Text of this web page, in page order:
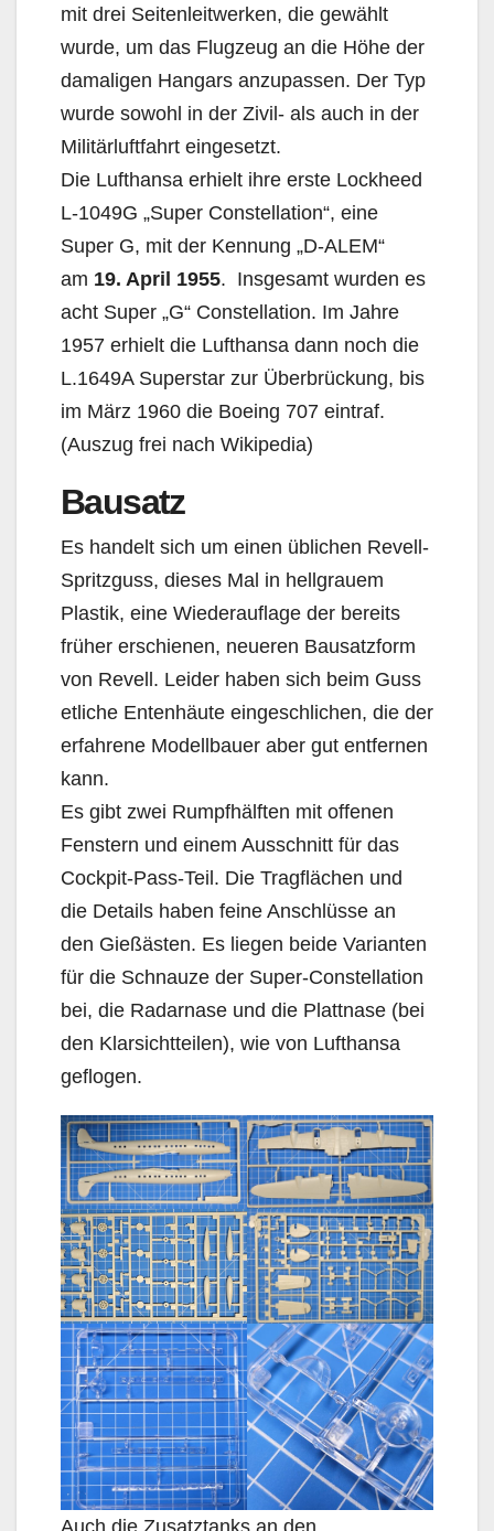
mit drei Seitenleitwerken, die gewählt
wurde, um das Flugzeug an die Höhe der
damaligen Hangars anzupassen. Der Typ
wurde sowohl in der Zivil- als auch in der
Militärluftfahrt eingesetzt.
Die Lufthansa erhielt ihre erste Lockheed
L-1049G „Super Constellation“, eine
Super G, mit der Kennung „D-ALEM“
am 19. April 1955. Insgesamt wurden es
acht Super „G“ Constellation. Im Jahre
1957 erhielt die Lufthansa dann noch die
L.1649A Superstar zur Überbrückung, bis
im März 1960 die Boeing 707 eintraf.
(Auszug frei nach Wikipedia)
Bausatz
Es handelt sich um einen üblichen Revell-
Spritzguss, dieses Mal in hellgrauem
Plastik, eine Wiederauflage der bereits
früher erschienen, neueren Bausatzform
von Revell. Leider haben sich beim Guss
etliche Entenhäute eingeschlichen, die der
erfahrene Modellbauer aber gut entfernen
kann.
Es gibt zwei Rumpfhälften mit offenen
Fenstern und einem Ausschnitt für das
Cockpit-Pass-Teil. Die Tragflächen und
die Details haben feine Anschlüsse an
den Gießästen. Es liegen beide Varianten
für die Schnauze der Super-Constellation
bei, die Radarnase und die Plattnase (bei
den Klarsichtteilen), wie von Lufthansa
geflogen.
Auch die Zusatztanks an den